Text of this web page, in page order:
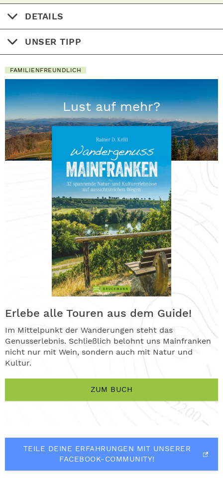
DETAILS
UNSER TIPP
FAMILIENFREUNDLICH
Lust auf mehr?
Erlebe alle Touren aus dem Guide!
Im Mittelpunkt der Wanderungen steht das
Genusserlebnis. Schließlich belohnt uns Mainfranken
nicht nur mit Wein, sondern auch mit Natur und
Kultur.
ZUM BUCH
TEILE DEINE ERFAHRUNGEN MIT UNSERER
FACEBOOK-COMMUNITY!